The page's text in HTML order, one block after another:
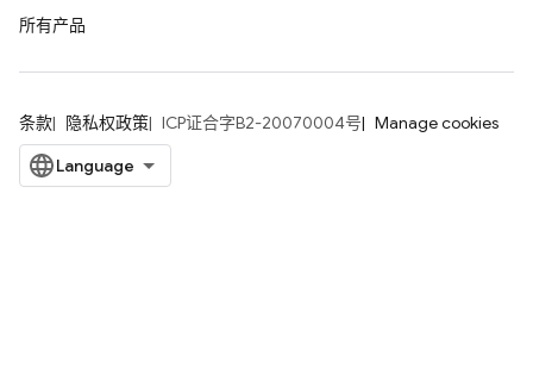
所有产品
条款 隐私权政策 ICP证合字B2-20070004号 Manage cookies